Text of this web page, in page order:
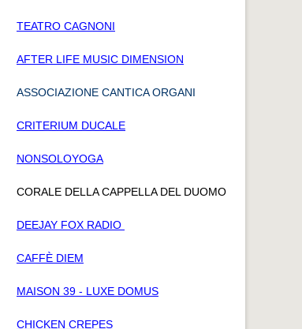
TEATRO CAGNONI
AFTER LIFE MUSIC DIMENSION
ASSOCIAZIONE CANTICA ORGANI
CRITERIUM DUCALE
NONSOLOYOGA
CORALE DELLA CAPPELLA DEL DUOMO
DEEJAY FOX RADIO
CAFFÈ DIEM
MAISON 39 - LUXE DOMUS
CHICKEN CREPES